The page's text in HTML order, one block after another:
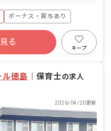
・保育環境の整備（主活動の
） ・保護者対応（連絡帳の作
作成（日誌、行事計画） な
■書類作成ツール導入：あり ■
ボーナス・賞与あり
り
社会保険完備
る
キープ
ル徳島 保育士の求人
2026/04/20更新